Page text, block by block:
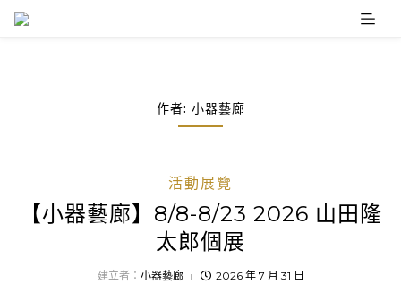
Skip
作者: 小器藝廊
活動展覽
【小器藝廊】8/8-8/23 2026 山田隆
太郎個展
建立者： 小器藝廊 2026 年 7 月 31 日